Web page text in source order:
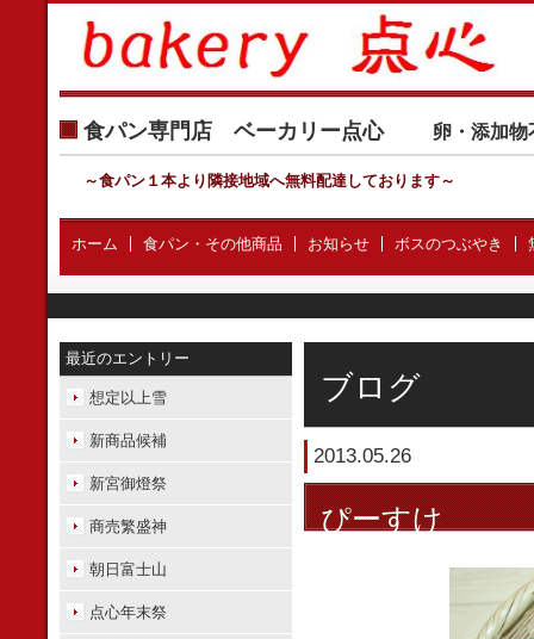
食パン専門店 ベーカリー点心 卵・添加
～食パン１本より隣接地域へ無料配達しております～
ホーム 食パン・その他商品 お知らせ ボスのつぶやき
ブログ
2013.05.26
ぴーすけ
最近のエントリー
想定以上雪
新商品候補
新宮御燈祭
商売繁盛神
朝日富士山
点心年末祭